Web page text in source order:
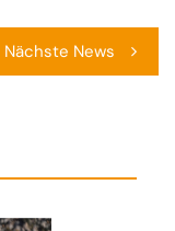
Nächste News